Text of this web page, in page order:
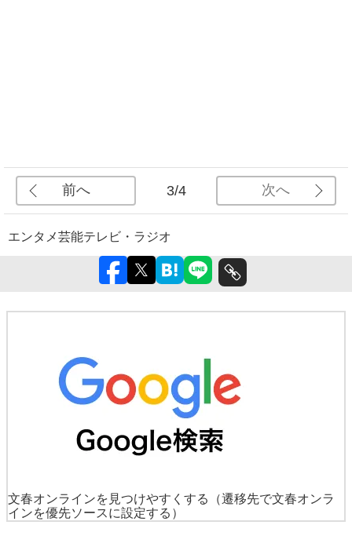
前へ 3/4 次へ
エンタメ芸能テレビ・ラジオ
文春オンラインを見つけやすくする
（遷移先で文春オンラ
インを優先ソースに設定する）